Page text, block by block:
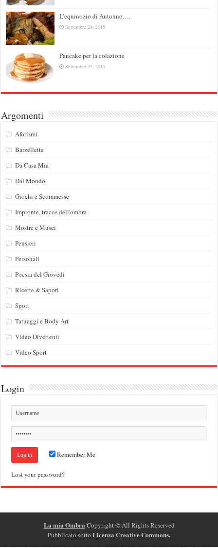
L’equinozio di Autunno….
Settembre 24, 2015
Pancake per la colazione
Settembre 22, 2015
Argomenti
Aforismi
Barzellette
Da Casa Mia
Dal Mondo
Giochi e Scommesse
Impronte, tracce dell'ombra
Mostre e Musei
Pensieri
Personali
Poesia del Giovedi
Ricette & Sapori
Sport
Tatuaggi e Body Art
Video Divertenti
Video Sport
Login
Remember Me
Lost your password?
La mia Ombra Copyright ©All Rights Reserved
Pubblicato sotto Licenza Creative Commons.